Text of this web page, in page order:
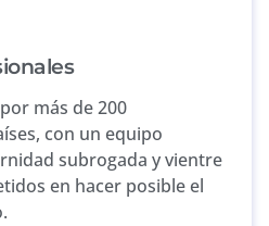
más de 200
con un equipo
subrogada y vientre
en hacer posible el